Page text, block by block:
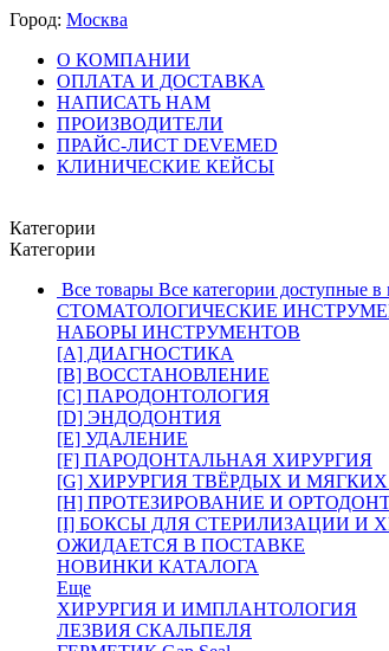
Город: Москва
О КОМПАНИИ
ОПЛАТА И ДОСТАВКА
НАПИСАТЬ НАМ
ПРОИЗВОДИТЕЛИ
ПРАЙС-ЛИСТ DEVEMED
КЛИНИЧЕСКИЕ КЕЙСЫ
Категории
Категории
Все товары Все категории доступные в
СТОМАТОЛОГИЧЕСКИЕ
НАБОРЫ ИНСТРУМЕНТОВ
[A] ДИАГНОСТИКА
[B] ВОССТАНОВЛЕНИЕ
[C] ПАРОДОНТОЛОГИЯ
[D] ЭНДОДОНТИЯ
[E] УДАЛЕНИЕ
[F] ПАРОДОНТАЛЬНАЯ ХИРУРГИЯ
[G] ХИРУРГИЯ ТВЁРДЫХ И
[H] ПРОТЕЗИРОВАНИЕ И
[I] БОКСЫ ДЛЯ СТЕРИЛИЗАЦИИ И
ОЖИДАЕТСЯ В ПОСТАВКЕ
НОВИНКИ КАТАЛОГА
Еще
ХИРУРГИЯ И ИМПЛАНТОЛОГИЯ
ЛЕЗВИЯ СКАЛЬПЕЛЯ